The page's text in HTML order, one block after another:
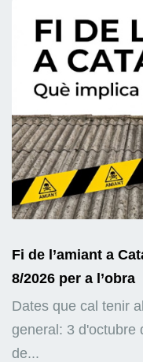
Fi de l’amiant a
8/2026 per a l’obra
Dates que cal tenir
general: 3 d'octubre
de...